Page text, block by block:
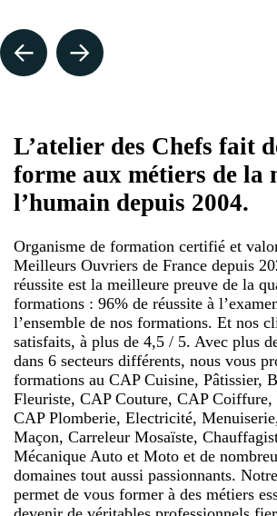
L’atelier des Chefs fait
forme aux métiers de la
l’humain depuis 2004.
Organisme de formation certifié et
Meilleurs Ouvriers de France depuis
réussite est la meilleure preuve de la
formations : 96% de réussite à
l’ensemble de nos formations. Et nos
satisfaits, à plus de 4,5 / 5. Avec plus
dans 6 secteurs différents, nous vous
formations au CAP Cuisine, Pâtissier,
Fleuriste, CAP Couture, CAP
CAP Plomberie, Electricité,
Maçon, Carreleur Mosaïste,
Mécanique Auto et Moto et de
domaines tout aussi passionnants.
permet de vous former à des métiers